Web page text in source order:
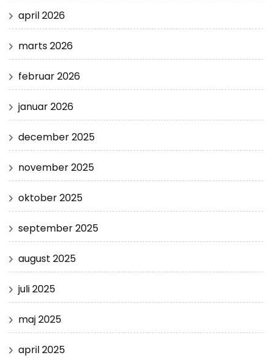
april 2026
marts 2026
februar 2026
januar 2026
december 2025
november 2025
oktober 2025
september 2025
august 2025
juli 2025
maj 2025
april 2025